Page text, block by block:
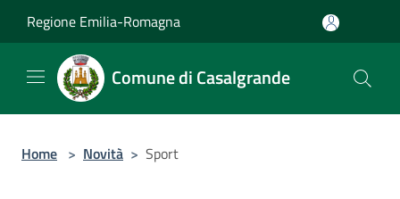
Regione Emilia-Romagna
Comune di Casalgrande
Home > Novità > Sport